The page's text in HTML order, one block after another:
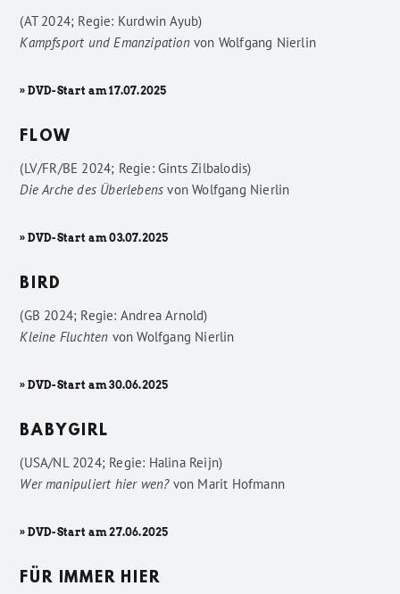
(AT 2024; Regie: Kurdwin Ayub)
Kampfsport und Emanzipationvon Wolfgang Nierlin
» DVD-Start am 17.07.2025
FLOW
(LV/FR/BE 2024; Regie: Gints Zilbalodis)
Die Arche des Überlebens vonWolfgang Nierlin
» DVD-Start am 03.07.2025
BIRD
(GB 2024; Regie: Andrea Arnold)
Kleine Fluchten vonWolfgang Nierlin
» DVD-Start am 30.06.2025
BABYGIRL
(USA/NL 2024; Regie: Halina Reijn)
Wer manipuliert hier wen?von Marit Hofmann
» DVD-Start am 27.06.2025
FÜR IMMER HIER